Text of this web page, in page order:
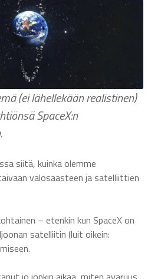
(ei lähellekään realistinen)
SpaceX:n
siitä, kuinka olemme
valosaasteen ja satelliittien
– etenkin kun SpaceX on
satelliitin (luit oikein: